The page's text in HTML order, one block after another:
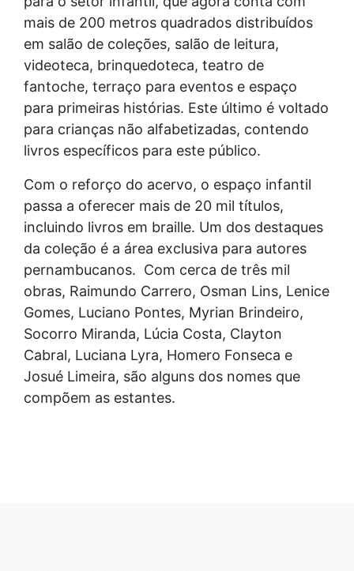
mais de 200 metros quadrados distribuídos
em salão de coleções, salão de leitura,
videoteca, brinquedoteca, teatro de
fantoche, terraço para eventos e espaço
para primeiras histórias. Este último é voltado
para crianças não alfabetizadas, contendo
livros específicos para este público.
Com o reforço do acervo, o espaço infantil
passa a oferecer mais de 20 mil títulos,
incluindo livros em braille. Um dos destaques
da coleção é a área exclusiva para autores
pernambucanos. Com cerca de três mil
obras, Raimundo Carrero, Osman Lins, Lenice
Gomes, Luciano Pontes, Myrian Brindeiro,
Socorro Miranda, Lúcia Costa, Clayton
Cabral, Luciana Lyra, Homero Fonseca e
Josué Limeira, são alguns dos nomes que
compõem as estantes.